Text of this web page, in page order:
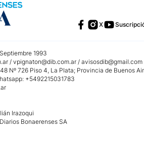
X
1993
/ vpignaton@dib.com.ar / avisosdib@gmail.com
Nº 726 Piso 4, La Plata; Provincia de Buenos
+5492215031783
Irazoqui
Bonaerenses SA